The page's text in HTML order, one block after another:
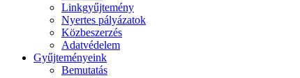
Linkgyűjtemény
Nyertes pályázatok
Közbeszerzés
Adatvédelem
Gyűjteményeink
Bemutatás